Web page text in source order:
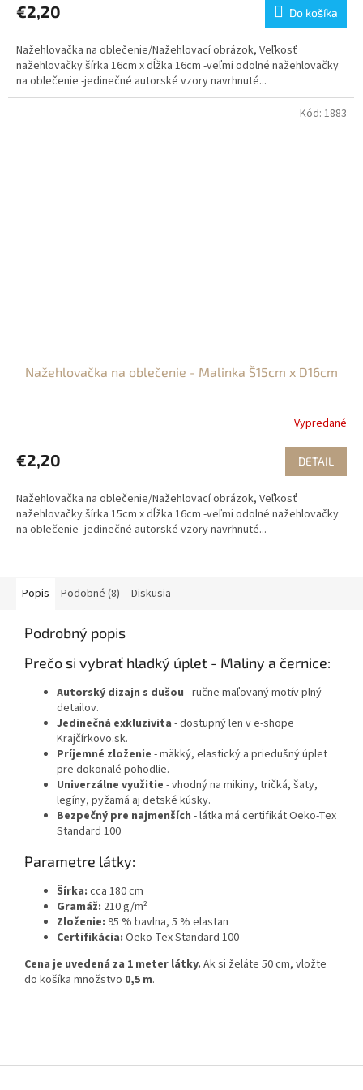
€2,20 Do košíka
Nažehlovačka na oblečenie/Nažehlovací obrázok, Veľkosť
nažehlovačky šírka 16cm x dĺžka 16cm -veľmi odolné nažehlovačky
na oblečenie -jedinečné autorské vzory navrhnuté...
Nažehlovačka na oblečenie - Malinka Š15cm x D16cm
Vypredané
€2,20 DETAIL
Nažehlovačka na oblečenie/Nažehlovací obrázok, Veľkosť
nažehlovačky šírka 15cm x dĺžka 16cm -veľmi odolné nažehlovačky
na oblečenie -jedinečné autorské vzory navrhnuté...
Kód: 1883
Popis Podobné (8) Diskusia
Podrobný popis
Prečo si vybrať hladký úplet - Maliny a černice:
Autorský dizajn s dušou - ručne maľovaný motív plný
detailov.
Jedinečná exkluzivita - dostupný len v e-shope
Krajčírkovo.sk.
Príjemné zloženie - mäkký, elastický a priedušný úplet
pre dokonalé pohodlie.
Univerzálne využitie - vhodný na mikiny, tričká, šaty,
legíny, pyžamá aj detské kúsky.
Bezpečný pre najmenších - látka má certifikát Oeko-Tex
Standard 100
Parametre látky:
Šírka: cca 180 cm
Gramáž: 210 g/m²
Zloženie: 95 % bavlna, 5 % elastan
Certifikácia: Oeko-Tex Standard 100
Cena je uvedená za 1 meter látky. Ak si želáte 50 cm, vložte
do košíka množstvo 0,5 m.